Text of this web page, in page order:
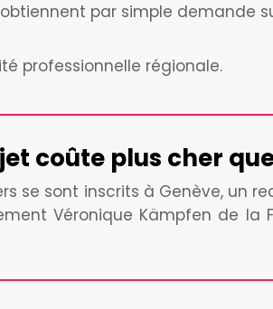
par simple demande
professionnelle régionale.
coûte plus cher
se sont inscrits à Genève, un
Véronique Kämpfen de la